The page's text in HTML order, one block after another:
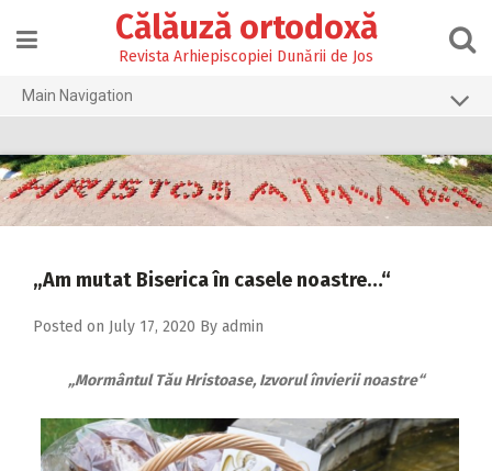
content
Călăuză ortodoxă
Revista Arhiepiscopiei Dunării de Jos
Main Navigation
2026
2025
2020
2019
„Am mutat Biserica în casele noastre…“
Posted on July 17, 2020 By admin
„Mormântul Tău Hristoase, Izvorul învierii noastre“